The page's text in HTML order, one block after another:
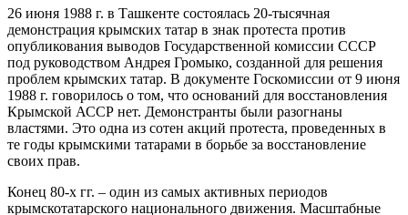
26 июня 1988 г. в Ташкенте состоялась 20-тысячная
демонстрация крымских татар в знак протеста против
опубликования выводов Государственной комиссии СССР
под руководством Андрея Громыко, созданной для решения
проблем крымских татар. В документе Госкомиссии от 9 июня
1988 г. говорилось о том, что оснований для восстановления
Крымской АССР нет. Демонстранты были разогнаны
властями. Это одна из сотен акций протеста, проведенных в
те годы крымскими татарами в борьбе за восстановление
своих прав.
Конец 80-х гг. – один из самых активных периодов
крымскотатарского национального движения. Масштабные